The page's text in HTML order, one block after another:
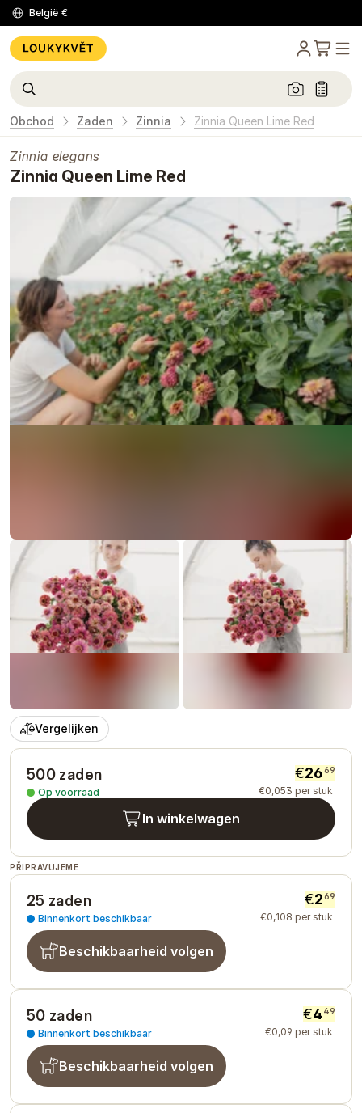
België €
Obchod Zaden Zinnia Zinnia Queen Lime Red
Zinnia elegans
Zinnia Queen Lime Red
Vergelijken
500 zaden
Op voorraad
€2669
€0,053 per stuk
In winkelwagen
PŘIPRAVUJEME
25 zaden
Binnenkort beschikbaar
€269
€0,108 per stuk
Beschikbaarheid volgen
50 zaden
Binnenkort beschikbaar
€4 49
€0,09 per stuk
Beschikbaarheid volgen